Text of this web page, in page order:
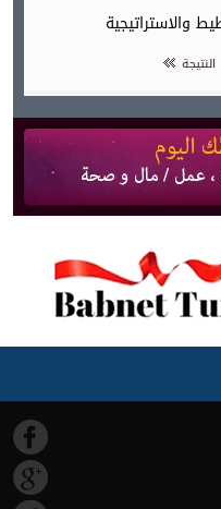
والاستراتيجية
النتيجة